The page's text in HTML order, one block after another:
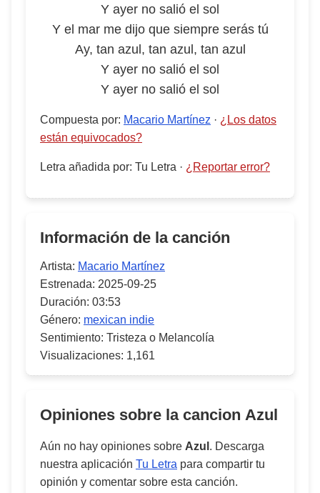
Y ayer no salió el sol
Y el mar me dijo que siempre serás tú
Ay, tan azul, tan azul, tan azul
Y ayer no salió el sol
Y ayer no salió el sol
Compuesta por: Macario Martínez · ¿Los datos
están equivocados?
Letra añadida por: Tu Letra · ¿Reportar error?
Información de la canción
Artista: Macario Martínez
Estrenada: 2025-09-25
Duración: 03:53
Género: mexican indie
Sentimiento: Tristeza o Melancolía
Visualizaciones: 1,161
Opiniones sobre la cancion Azul
Aún no hay opiniones sobre Azul . Descarga
nuestra aplicación Tu Letra para compartir tu
opinión y comentar sobre esta canción.